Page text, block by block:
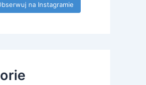
na Instagramie